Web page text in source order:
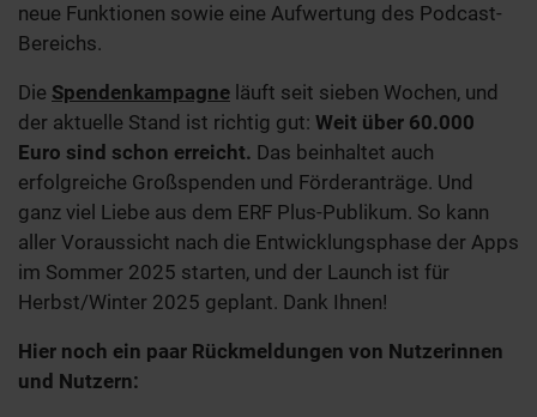
neue Funktionen sowie eine Aufwertung des Podcast-
Bereichs.
Die Spendenkampagne läuft seit sieben Wochen, und
der aktuelle Stand ist richtig gut: Weit über 60.000
Euro sind schon erreicht. Das beinhaltet auch
erfolgreiche Großspenden und Förderanträge. Und
ganz viel Liebe aus dem ERF Plus-Publikum. So kann
aller Voraussicht nach die Entwicklungsphase der Apps
im Sommer 2025 starten, und der Launch ist für
Herbst/Winter 2025 geplant. Dank Ihnen!
Hier noch ein paar Rückmeldungen von Nutzerinnen
und Nutzern: